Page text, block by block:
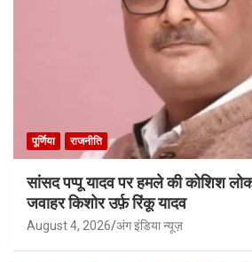
पूर्णिया राजनीति
सांसद पप्पू यादव पर हमले की कोशिश
जवाहर किशोर उर्फ़ रिंकू यादव
August 4, 2026 अंग इंडिया न्यूज़